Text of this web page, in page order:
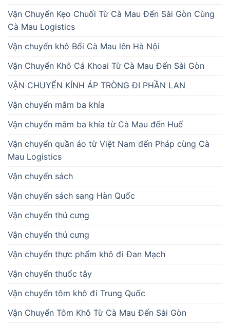
Vận Chuyển Kẹo Chuối Từ Cà Mau Đến Sài Gòn Cùng
Cà Mau Logistics
Vận chuyển khô Bổi Cà Mau lên Hà Nội
Vận Chuyển Khô Cá Khoai Từ Cà Mau Đến Sài Gòn
VẬN CHUYỂN KÍNH ÁP TRÒNG ĐI PHẦN LAN
Vận chuyển mắm ba khía
Vận chuyển mắm ba khía từ Cà Mau đến Huế
Vận chuyển quần áo từ Việt Nam đến Pháp cùng Cà
Mau Logistics
Vận chuyển sách
Vận chuyển sách sang Hàn Quốc
Vận chuyển thú cưng
Vận chuyển thú cưng
Vận chuyển thực phẩm khô đi Đan Mạch
Vận chuyển thuốc tây
Vận chuyển tôm khô đi Trung Quốc
Vận Chuyển Tôm Khô Từ Cà Mau Đến Sài Gòn